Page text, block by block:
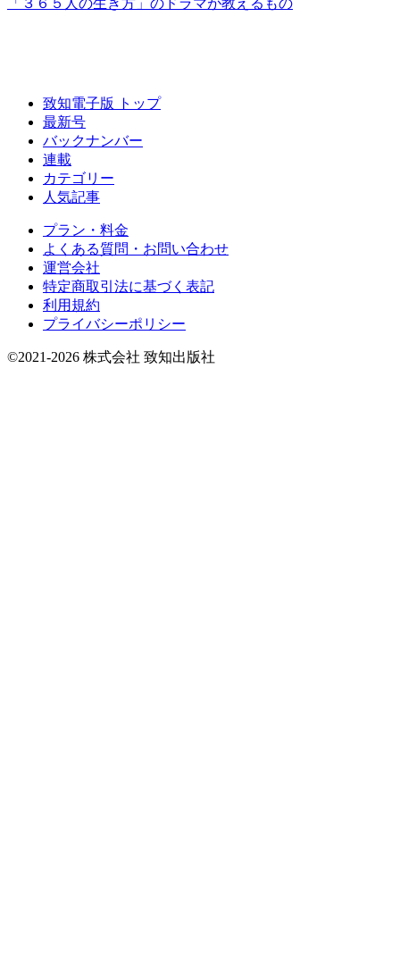
「３６５人の生き方」の ドラマが教えるもの
致知電子版 トップ
最新号
バックナンバー
連載
カテゴリー
人気記事
プラン・料金
よくある質問・お問い合わせ
運営会社
特定商取引法に基づく表記
利用規約
プライバシーポリシー
©2021-2026 株式会社 致知出版社